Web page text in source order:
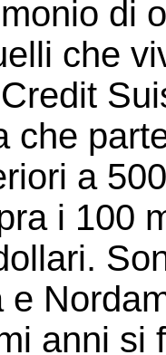
di
che
che
a
i 100
anni si